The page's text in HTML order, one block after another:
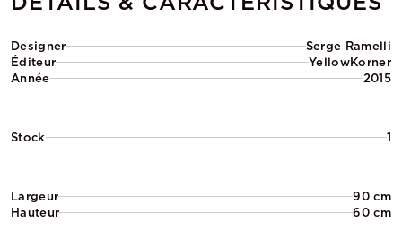
Designer
Serge Ramelli
Éditeur
YellowKorner
Année
2015
Stock 1
Largeur
90 cm
Hauteur
60 cm